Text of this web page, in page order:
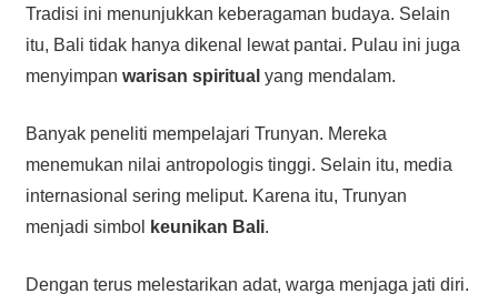
Tradisi ini menunjukkan keberagaman budaya. Selain
itu, Bali tidak hanya dikenal lewat pantai. Pulau ini juga
menyimpan warisan spiritual yang mendalam.
Banyak peneliti mempelajari Trunyan. Mereka
menemukan nilai antropologis tinggi. Selain itu, media
internasional sering meliput. Karena itu, Trunyan
menjadi simbol
keunikan Bali.
Dengan terus melestarikan adat, warga menjaga jati diri.